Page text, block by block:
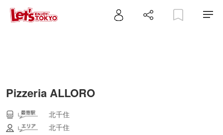
Pizzeria ALLORO
北千住
北千住